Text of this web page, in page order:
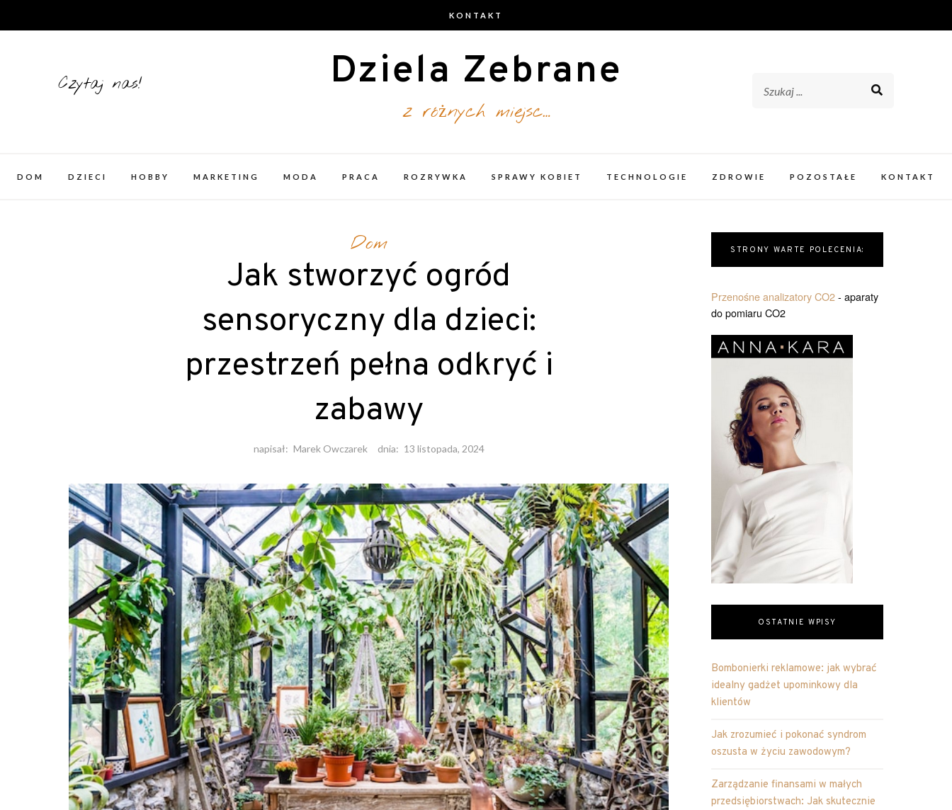
KONTAKT
Czytaj nas! Dziela Zebrane
z różnych miejsc…
DOM DZIECI HOBBY MARKETING MODA PRACA ROZRYWKA SPRAWY KOBIET TECHNOLOGIE ZDROWIE POZOSTAŁE KONTAKT
Dom
Jak stworzyć ogród
sensoryczny dla dzieci:
przestrzeń pełna odkryć i
zabawy
napisał: Marek Owczarek dnia: 13 listopada, 2024
STRONY WARTE POLECENIA:
Przenośne analizatory CO2- aparaty
do pomiaru CO2
OSTATNIE WPISY
Bombonierki reklamowe: jak wybrać
idealny gadżet upominkowy dla
klientów
Jak zrozumieć i pokonać syndrom
oszusta w życiu zawodowym?
Zarządzanie finansami w małych
przedsiębiorstwach: Jak skutecznie